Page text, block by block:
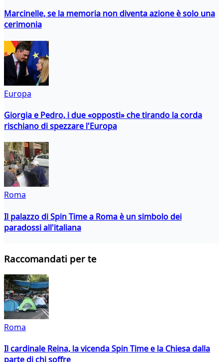
Marcinelle, se la memoria non diventa azione è solo una
cerimonia
Europa
Giorgia e Pedro, i due «opposti» che tirando la corda
rischiano di spezzare l'Europa
Roma
Il palazzo di Spin Time a Roma è un simbolo dei
paradossi all'italiana
Raccomandati per te
Roma
Il cardinale Reina, la vicenda Spin Time e la Chiesa dalla
parte di chi soffre